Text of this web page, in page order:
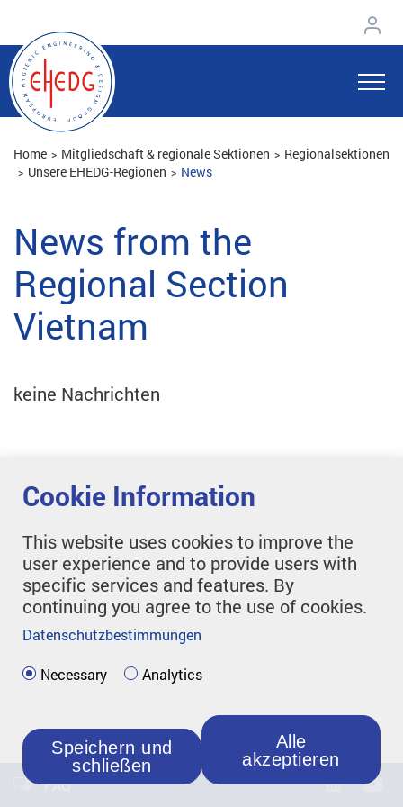
Home Mitgliedschaft & regionale Sektionen
Regionalsektionen
Unsere EHEDG-Regionen
News
News from the
Regional Section
Vietnam
keine Nachrichten
FAQ
Cookie Information
This website uses cookies to improve the
user experience and to provide users with
specific services and features. By
continuing you agree to the use of cookies.
Datenschutzbestimmungen
Necessary Analytics
Alle
akzeptieren
Speichern und
schließen